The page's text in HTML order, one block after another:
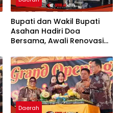
Bupati dan Wakil Bupati
Asahan Hadiri Doa
Bersama, Awali Renovasi
Daerah